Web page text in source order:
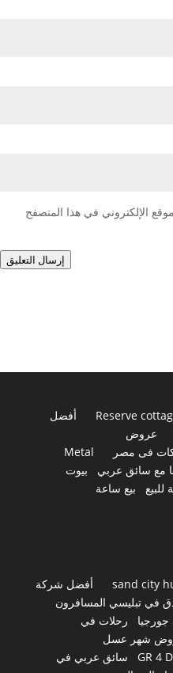
الإلكتروني في هذا المتصفح
إرسال التعليق
Reserve
أفضل
عروض
فى مصر
Metal
مع سائق عربي
بيوت
بيع ساعة
sand city
أفضل شركة
في تبليسي المسافرون
رحلات في
شهر عسل
GR 4
سائق عربي في